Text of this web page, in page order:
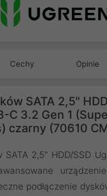
Cechy Opinie
SATA 2,5"
C 3.2 Gen 1
czarny (70610
SATA 2,5" HDD/SSD
podłączenie